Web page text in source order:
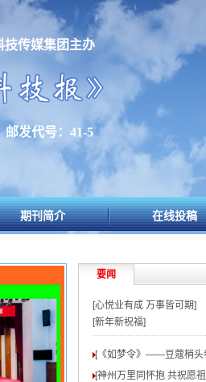
传媒集团主办
邮发代号：41-5
期刊简介 在线投稿
要闻
[心悦业有成 万事皆可期]
[新年新祝福]
[《如梦令》——豆蔻梢头
[神州万里同怀抱 共祝愿